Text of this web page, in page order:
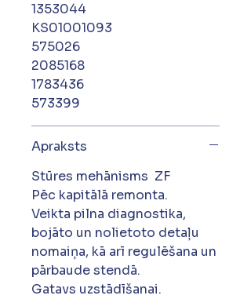
1353044
KS01001093
575026
2085168
1783436
573399
Apraksts
Stūres mehānisms ZF
Pēc kapitālā remonta.
Veikta pilna diagnostika,
bojāto un nolietoto detaļu
nomaiņa, kā arī regulēšana un
pārbaude stendā.
Gatavs uzstādīšanai.